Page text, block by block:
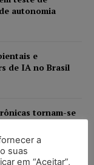
autonomia
e
de IA no Brasil
tornam-se
a
suas
em “Aceitar”,